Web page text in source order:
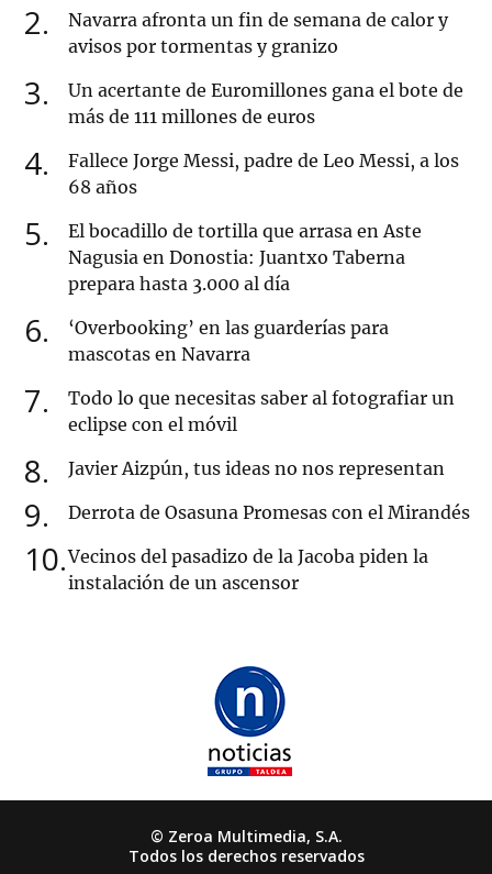
2
Navarra afronta un fin de semana de calor y
avisos por tormentas y granizo
3
Un acertante de Euromillones gana el bote de
más de 111 millones de euros
4
Fallece Jorge Messi, padre de Leo Messi, a los
68 años
5
El bocadillo de tortilla que arrasa en Aste
Nagusia en Donostia: Juantxo Taberna
prepara hasta 3.000 al día
6
‘Overbooking’ en las guarderías para
mascotas en Navarra
7
Todo lo que necesitas saber al fotografiar un
eclipse con el móvil
8 Javier Aizpún, tus ideas no nos representan
9 Derrota de Osasuna Promesas con el Mirandés
10 Vecinos del pasadizo de la Jacoba piden la
instalación de un ascensor
© Zeroa Multimedia, S.A.
Todos los derechos reservados